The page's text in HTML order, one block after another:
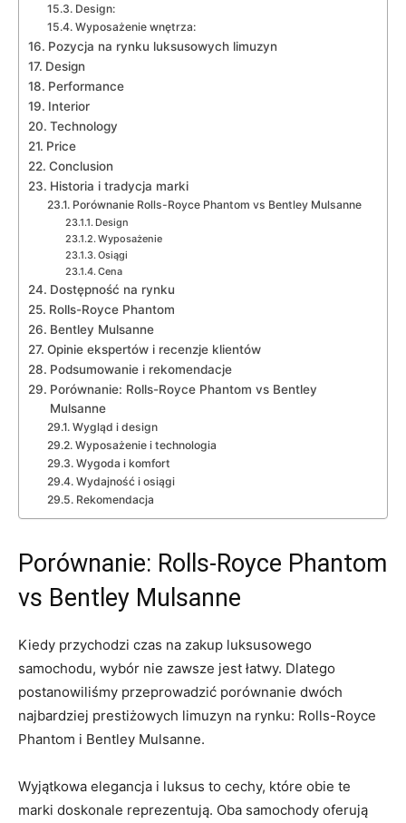
Design:
Wyposażenie wnętrza:
Pozycja na rynku‍ luksusowych limuzyn
Design
Performance
Interior
Technology
Price
Conclusion
Historia i tradycja marki
Porównanie Rolls-Royce Phantom vs Bentley ‍Mulsanne
Design
Wyposażenie
Osiągi
Cena
Dostępność na rynku
Rolls-Royce Phantom
Bentley Mulsanne
Opinie ekspertów i recenzje ⁣klientów
Podsumowanie i rekomendacje
Porównanie:⁣ Rolls-Royce Phantom vs Bentley
Mulsanne
Wygląd‍ i design
Wyposażenie i technologia
Wygoda i komfort
Wydajność i osiągi
Rekomendacja
Porównanie: Rolls-Royce Phantom
vs Bentley Mulsanne
Kiedy przychodzi czas na zakup luksusowego
samochodu, wybór nie zawsze jest łatwy. Dlatego
postanowiliśmy przeprowadzić porównanie dwóch
najbardziej prestiżowych limuzyn na rynku: Rolls-Royce
Phantom ‌i Bentley Mulsanne.
Wyjątkowa elegancja i⁢ luksus to cechy, które obie ⁤te
‌marki doskonale reprezentują. Oba samochody oferują